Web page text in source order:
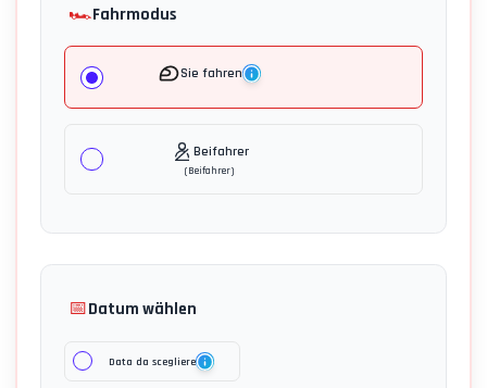
🏎️Fahrmodus
Sie fahren
Beifahrer
(Beifahrer)
📅Datum wählen
Data da scegliere